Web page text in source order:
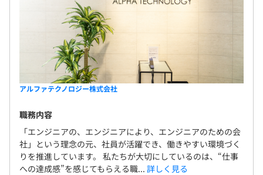
アルファテクノロジー株式会社
職務内容
「エンジニアの、エンジニアにより、エンジニアのための会
社」という理念の元、社員が活躍でき、働きやすい環境づく
りを推進しています。 私たちが大切にしているのは、“仕事
への達成感”を感じてもらえる職... 詳しく見る